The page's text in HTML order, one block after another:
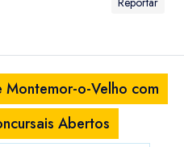
Montemor-o-Velho com
Abertos